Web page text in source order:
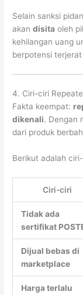
Selain sanksi
akandisita oleh
kehilangan uang
berpotensi
4. Ciri-ciri
Fakta keempat:
dikenali. Dengan
dari produk
Berikut adalah
Ciri-ciri
Tidak ada
sertifikat
Dijual bebas di
marketplace
Harga terlalu